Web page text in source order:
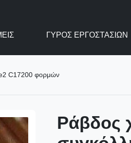
ΓΎΡΟΣ ΕΡΓΟΣΤΑΣΊΩΝ
C17200 φορμών
Ράβδος